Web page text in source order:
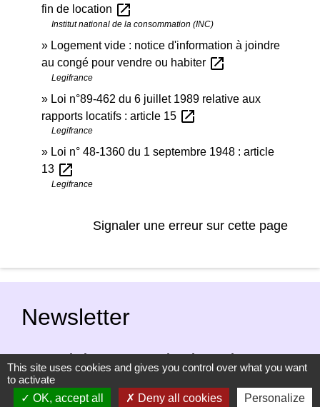
fin de location open_in_new
Institut national de la consommation (INC)
Logement vide : notice d'information à joindre
au congé pour vendre ou habiter open_in_new
Legifrance
Loi n°89-462 du 6 juillet 1989 relative aux
rapports locatifs : article 15 open_in_new
Legifrance
Loi n° 48-1360 du 1 septembre 1948 : article
13 open_in_new
Legifrance
Signaler une erreur sur cette page
Newsletter
L'actu' de la commune de Mirmande
directement dans votre boîte mail, c'est
possible ! Indiquez votre adresse email afin
This site uses cookies and gives you control over what you want
to activate
OK, accept all
Deny all cookies Personalize